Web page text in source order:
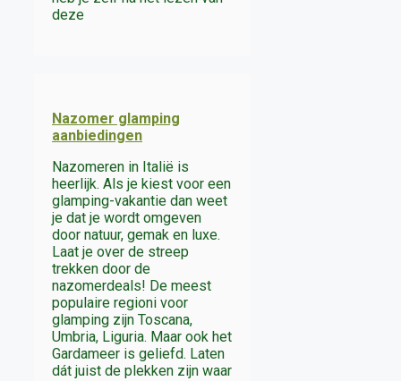
deze
Nazomer glamping
aanbiedingen
Nazomeren in Italië is
heerlijk. Als je kiest voor een
glamping-vakantie dan weet
je dat je wordt omgeven
door natuur, gemak en luxe.
Laat je over de streep
trekken door de
nazomerdeals! De meest
populaire regioni voor
glamping zijn Toscana,
Umbria, Liguria. Maar ook het
Gardameer is geliefd. Laten
dát juist de plekken zijn waar